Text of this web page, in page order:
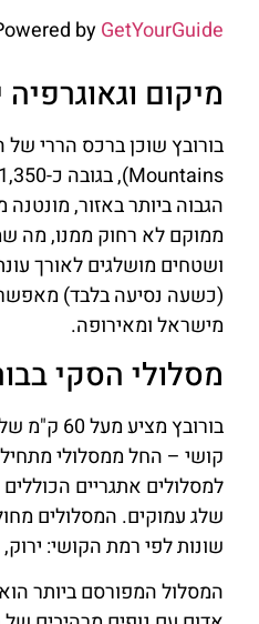
byGetYourGuide
מיקום וגאוגרפיה
ממוקם לא רחוק ממנו, מה
ושטחים מושלגים לאורך
(כשעה נסיעה בלבד)
מישראל ומאירופה.
מסלולי הסקי
בורובץ
קושי – החל ממסלולי
למסלולים אתגריים
שלג עמוקים. המסלולים
שונות לפי רמת הקושי: